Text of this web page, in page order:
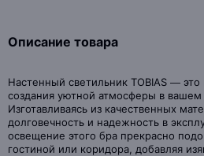
Описание товара
Настенный светильник TOBIAS —
создания уютной атмосферы в
Изготавливаясь из качественных
долговечность и надежность в
освещение этого бра прекрасно
гостиной или коридора, добавляя